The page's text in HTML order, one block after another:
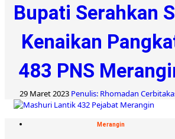
Bupati Serahkan
Kenaikan
483 PNS
29 Maret 2023 Penulis: Rhomadan
Merangin